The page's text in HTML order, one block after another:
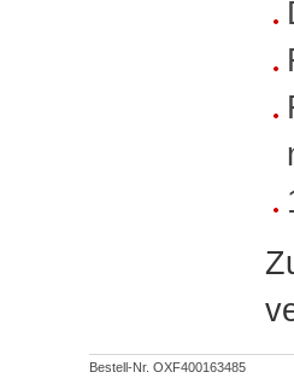
Bestell-Nr. OXF400163485